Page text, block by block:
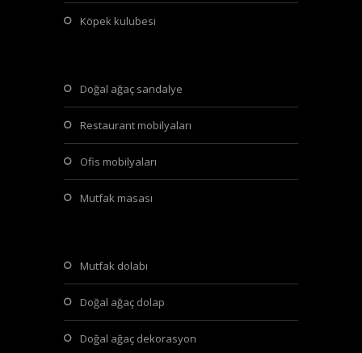
köpek kulubesi
doğal ağaç sandalye
restaurant mobilyaları
ofis mobilyaları
mutfak masası
mutfak dolabı
doğal ağaç dolap
doğal ağaç dekorasyon